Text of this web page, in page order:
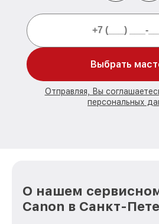
Выбрать
Отправляя, Вы
персональных
О нашем
Canon в Санкт-